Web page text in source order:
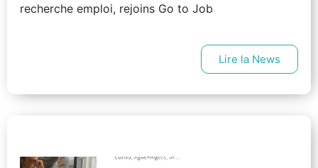
recherche emploi, rejoins Go to Job
Lire la News